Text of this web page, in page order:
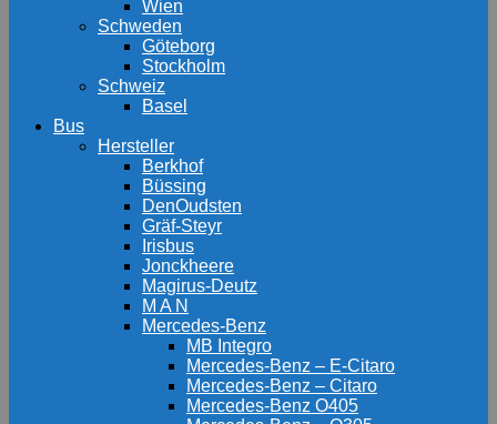
Wien
Schweden
Göteborg
Stockholm
Schweiz
Basel
Bus
Hersteller
Berkhof
Büssing
DenOudsten
Gräf-Steyr
Irisbus
Jonckheere
Magirus-Deutz
M A N
Mercedes-Benz
MB Integro
Mercedes-Benz – E-Citaro
Mercedes-Benz – Citaro
Mercedes-Benz O405